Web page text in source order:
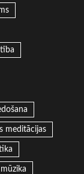
meditācijas